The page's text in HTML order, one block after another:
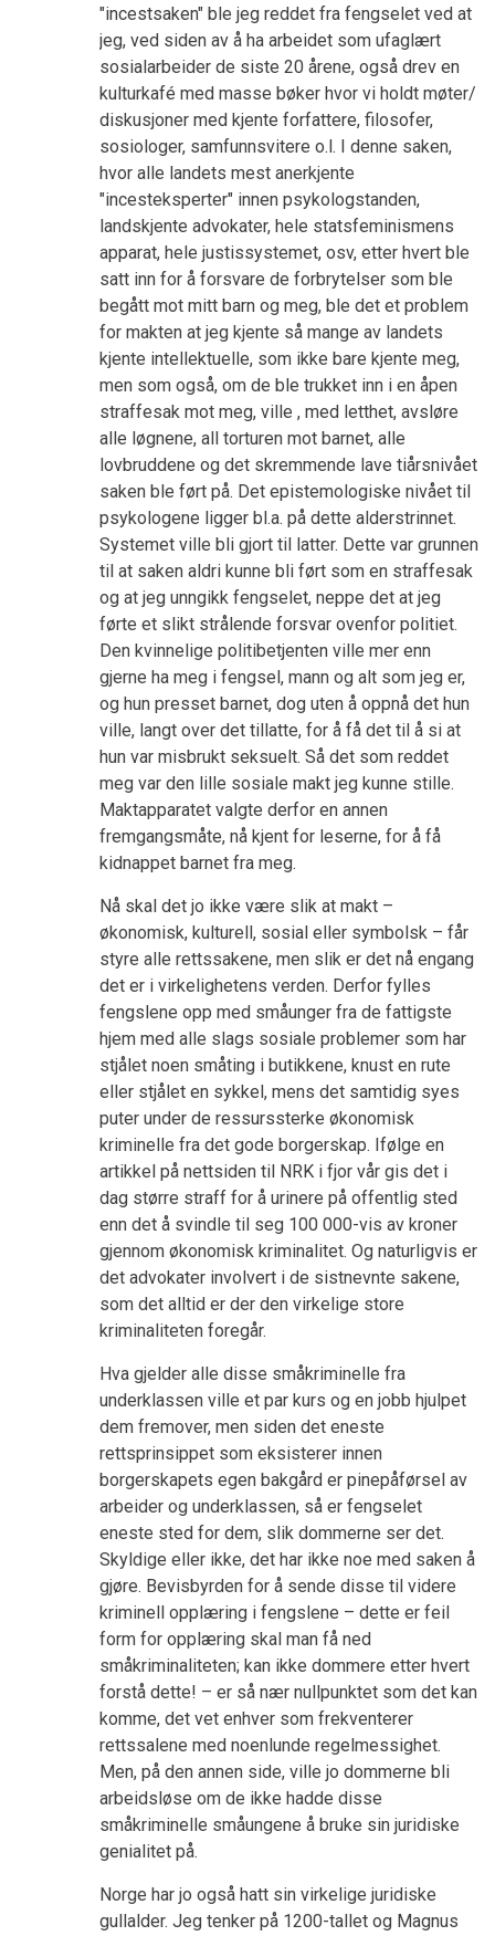
"incestsaken" ble jeg reddet fra fengselet ved at
jeg, ved siden av å ha arbeidet som ufaglært
sosialarbeider de siste 20 årene, også drev en
kulturkafé med masse bøker hvor vi holdt møter/
diskusjoner med kjente forfattere, filosofer,
sosiologer, samfunnsvitere o.l. I denne saken,
hvor alle landets mest anerkjente
"incesteksperter" innen psykologstanden,
landskjente advokater, hele statsfeminismens
apparat, hele justissystemet, osv, etter hvert ble
satt inn for å forsvare de forbrytelser som ble
begått mot mitt barn og meg, ble det et problem
for makten at jeg kjente så mange av landets
kjente intellektuelle, som ikke bare kjente meg,
men som også, om de ble trukket inn i en åpen
straffesak mot meg, ville , med letthet, avsløre
alle løgnene, all torturen mot barnet, alle
lovbruddene og det skremmende lave tiårsnivået
saken ble ført på. Det epistemologiske nivået til
psykologene ligger bl.a. på dette alderstrinnet.
Systemet ville bli gjort til latter. Dette var grunnen
til at saken aldri kunne bli ført som en straffesak
og at jeg unngikk fengselet, neppe det at jeg
førte et slikt strålende forsvar ovenfor politiet.
Den kvinnelige politibetjenten ville mer enn
gjerne ha meg i fengsel, mann og alt som jeg er,
og hun presset barnet, dog uten å oppnå det hun
ville, langt over det tillatte, for å få det til å si at
hun var misbrukt seksuelt. Så det som reddet
meg var den lille sosiale makt jeg kunne stille.
Maktapparatet valgte derfor en annen
fremgangsmåte, nå kjent for leserne, for å få
kidnappet barnet fra meg.
Nå skal det jo ikke være slik at makt –
økonomisk, kulturell, sosial eller symbolsk – får
styre alle rettssakene, men slik er det nå engang
det er i virkelighetens verden. Derfor fylles
fengslene opp med småunger fra de fattigste
hjem med alle slags sosiale problemer som har
stjålet noen småting i butikkene, knust en rute
eller stjålet en sykkel, mens det samtidig syes
puter under de ressurssterke økonomisk
kriminelle fra det gode borgerskap. Ifølge en
artikkel på nettsiden til NRK i fjor vår gis det i
dag større straff for å urinere på offentlig sted
enn det å svindle til seg 100 000-vis av kroner
gjennom økonomisk kriminalitet. Og naturligvis er
det advokater involvert i de sistnevnte sakene,
som det alltid er der den virkelige store
kriminaliteten foregår.
Hva gjelder alle disse småkriminelle fra
underklassen ville et par kurs og en jobb hjulpet
dem fremover, men siden det eneste
rettsprinsippet som eksisterer innen
borgerskapets egen bakgård er pinepåførsel av
arbeider og underklassen, så er fengselet
eneste sted for dem, slik dommerne ser det.
Skyldige eller ikke, det har ikke noe med saken å
gjøre. Bevisbyrden for å sende disse til videre
kriminell opplæring i fengslene – dette er feil
form for opplæring skal man få ned
småkriminaliteten; kan ikke dommere etter hvert
forstå dette! – er så nær nullpunktet som det kan
komme, det vet enhver som frekventerer
rettssalene med noenlunde regelmessighet.
Men, på den annen side, ville jo dommerne bli
arbeidsløse om de ikke hadde disse
småkriminelle småungene å bruke sin juridiske
genialitet på.
Norge har jo også hatt sin virkelige juridiske
gullalder. Jeg tenker på 1200-tallet og Magnus